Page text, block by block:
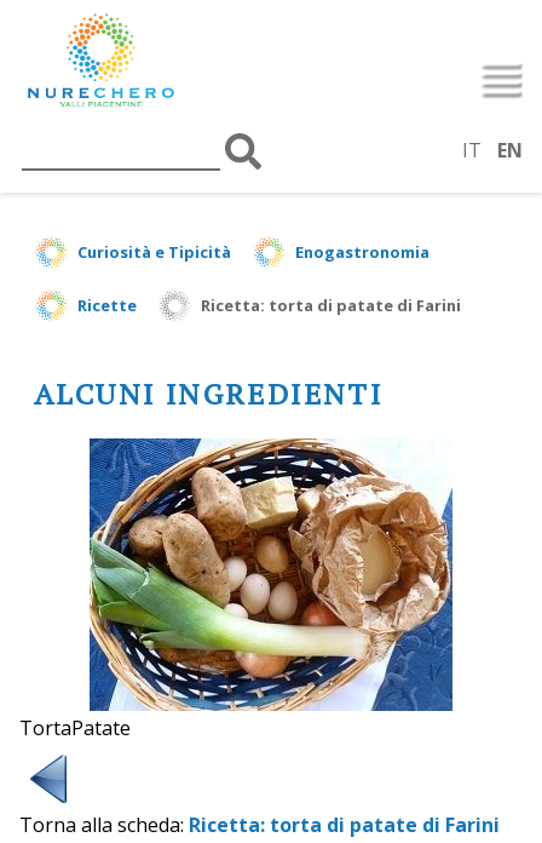
IT EN
Curiosità e Tipicità Enogastronomia
Ricette Ricetta: torta di patate di Farini
ALCUNI INGREDIENTI
TortaPatate
Torna alla scheda: Ricetta: torta di patate di Farini